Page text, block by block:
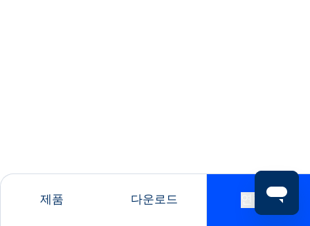
제품 다운로드 연락처